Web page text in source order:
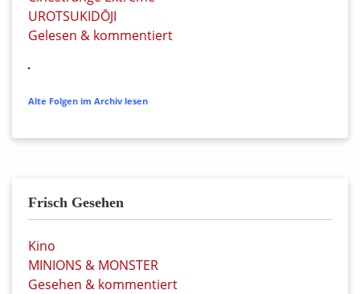
UROTSUKIDŌJI
Gelesen & kommentiert
Alte Folgen im Archiv lesen
Frisch Gesehen
Kino
MINIONS & MONSTER
Gesehen & kommentiert